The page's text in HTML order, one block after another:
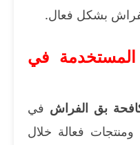
بشكل فعال.
المستخدمة في
بق الفراش في
فعالة خلال